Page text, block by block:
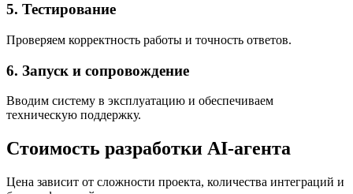
5. Тестирование
Проверяем корректность работы и точность ответов.
6. Запуск и сопровождение
Вводим систему в эксплуатацию и обеспечиваем
техническую поддержку.
Стоимость разработки AI-агента
Цена зависит от сложности проекта, количества интеграций и